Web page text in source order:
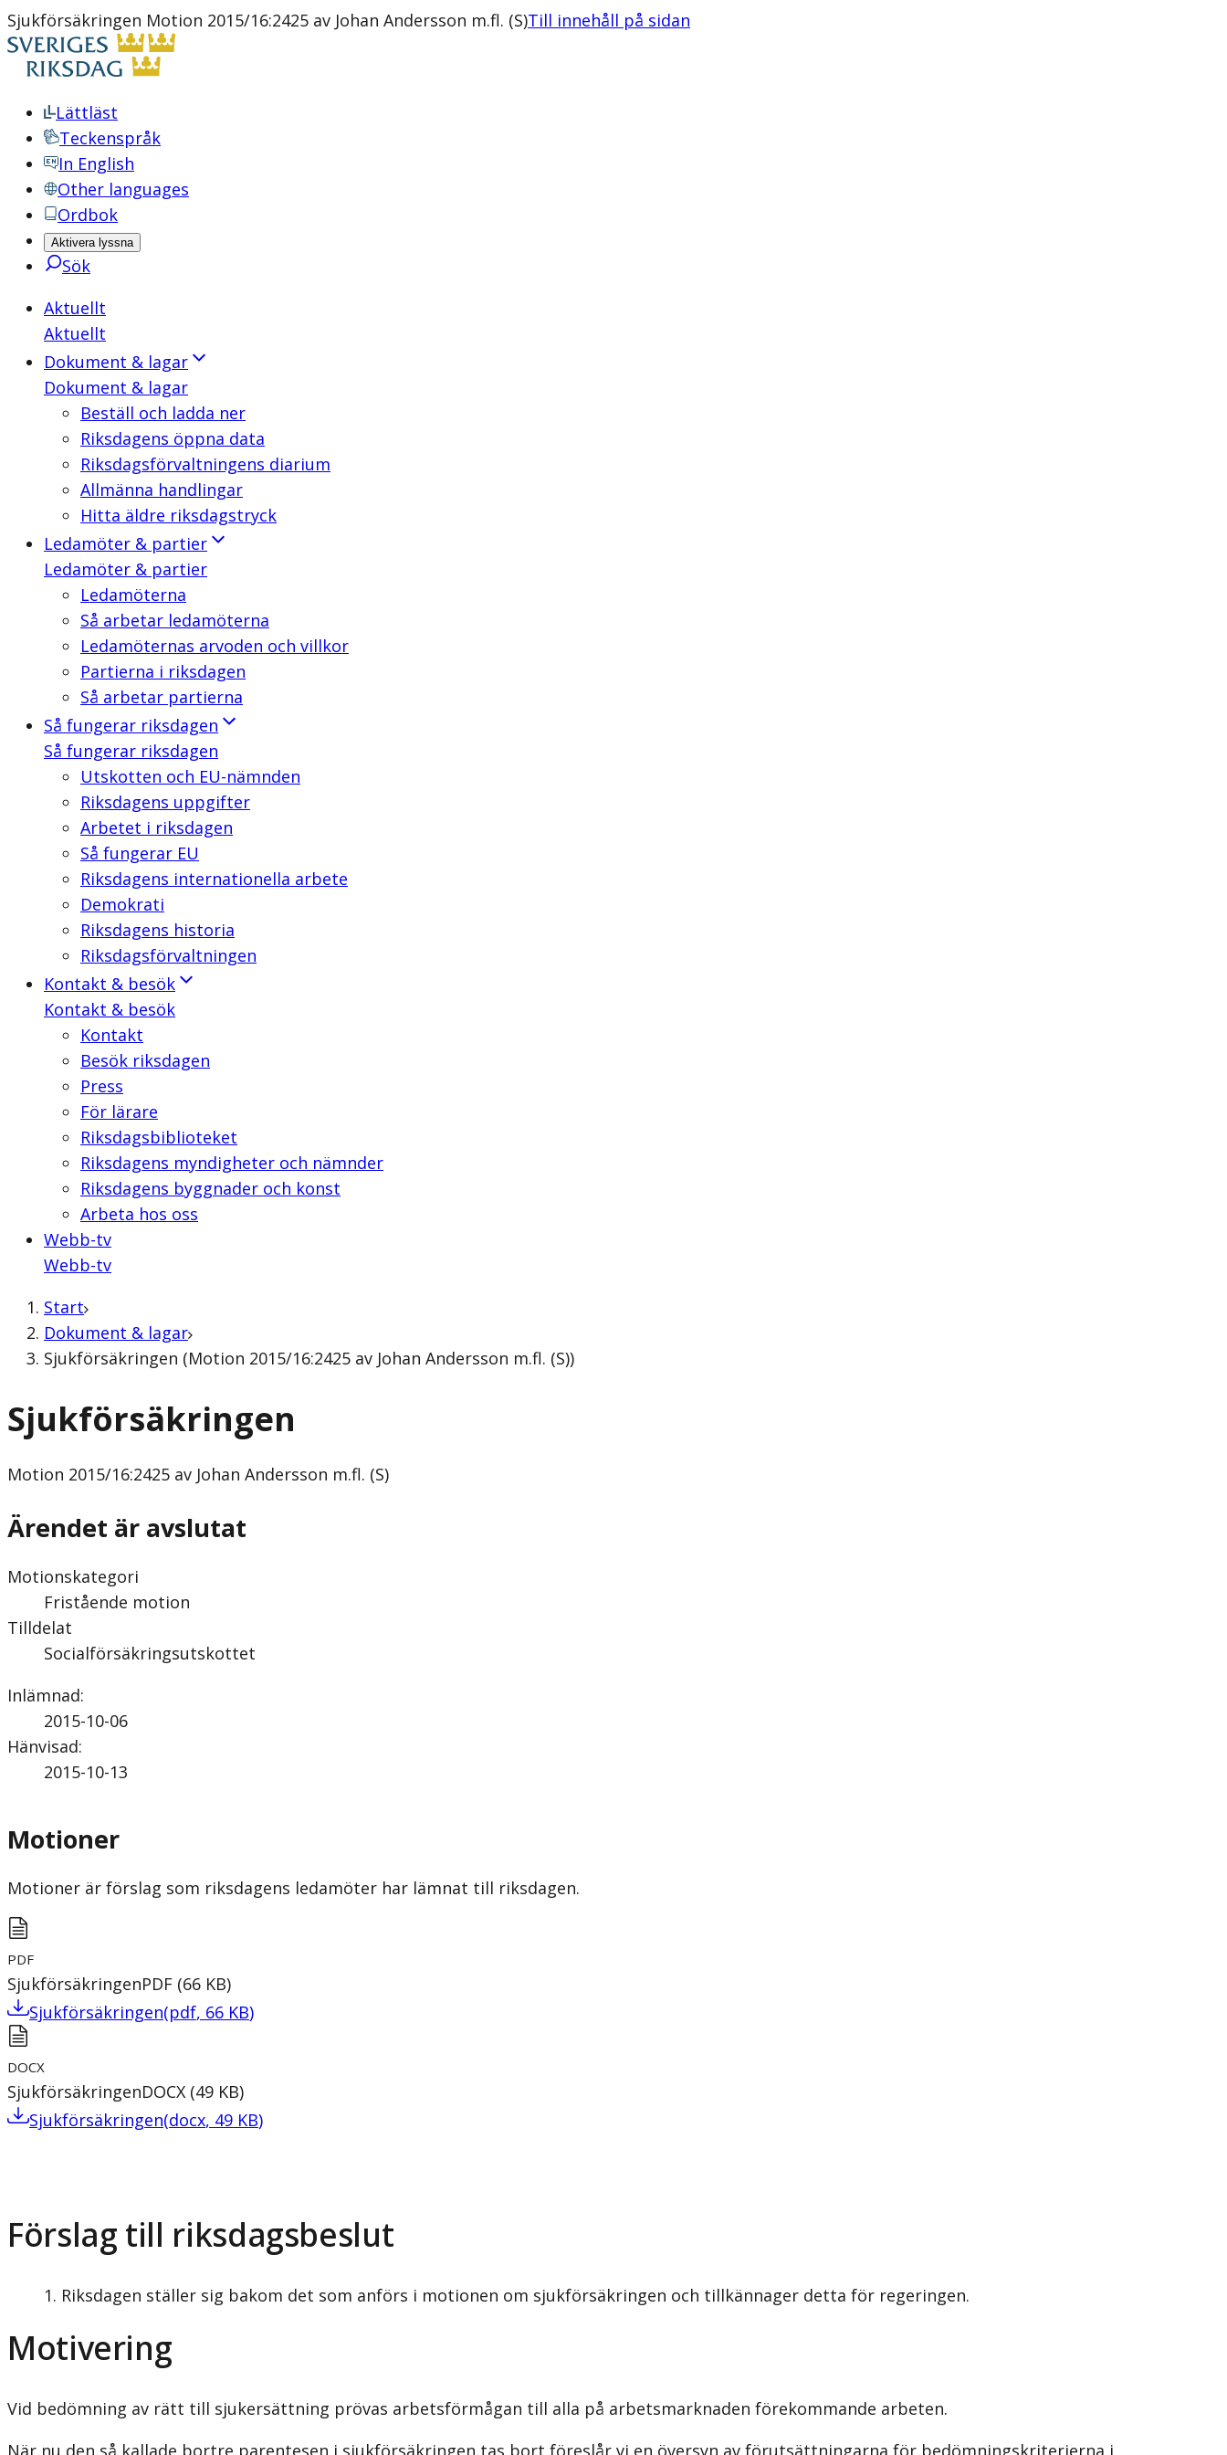
Sjukförsäkringen Motion 2015/16:2425 av Johan Andersson m.fl. (S)Till innehåll på sidan
Lättläst
Teckenspråk
In English
Other languages
Ordbok
Aktivera lyssna
Sök
Aktuellt
Aktuellt
Dokument & lagar
Dokument & lagar
Beställ och ladda ner
Riksdagens öppna data
Riksdagsförvaltningens diarium
Allmänna handlingar
Hitta äldre riksdagstryck
Ledamöter & partier
Ledamöter & partier
Ledamöterna
Så arbetar ledamöterna
Ledamöternas arvoden och villkor
Partierna i riksdagen
Så arbetar partierna
Så fungerar riksdagen
Så fungerar riksdagen
Utskotten och EU-nämnden
Riksdagens uppgifter
Arbetet i riksdagen
Så fungerar EU
Riksdagens internationella arbete
Demokrati
Riksdagens historia
Riksdagsförvaltningen
Kontakt & besök
Kontakt & besök
Kontakt
Besök riksdagen
Press
För lärare
Riksdagsbiblioteket
Riksdagens myndigheter och nämnder
Riksdagens byggnader och konst
Arbeta hos oss
Webb-tv
Webb-tv
Start
Dokument & lagar
Sjukförsäkringen (Motion 2015/16:2425 av Johan Andersson m.fl. (S))
Sjukförsäkringen
Motion 2015/16:2425 av Johan Andersson m.fl. (S)
Ärendet är avslutat
Motionskategori
Fristående motion
Tilldelat
Socialförsäkringsutskottet
Inlämnad:
2015-10-06
Hänvisad:
2015-10-13
Motioner
Motioner är förslag som riksdagens ledamöter har lämnat till riksdagen.
PDF
SjukförsäkringenPDF (66 KB)
Sjukförsäkringen(pdf, 66 KB)
DOCX
SjukförsäkringenDOCX (49 KB)
Sjukförsäkringen(docx, 49 KB)
Förslag till riksdagsbeslut
Riksdagen ställer sig bakom det som anförs i motionen om sjukförsäkringen och tillkännager detta för regeringen.
Motivering
Vid bedömning av rätt till sjukersättning prövas arbetsförmågan till alla på arbetsmarknaden förekommande arbeten.
När nu den så kallade bortre parentesen i sjukförsäkringen tas bort föreslår vi en översyn av förutsättningarna för bedömningskriterierna i